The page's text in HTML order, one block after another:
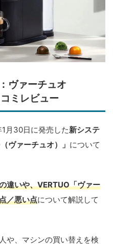
ヴァーチュオ
ミレビュー
月30日に発売した新システ
ヴァーチュオ）」 について
違いや、VERTUO「ヴァー
／悪い点について解説して
や、マシンの買い替えを検